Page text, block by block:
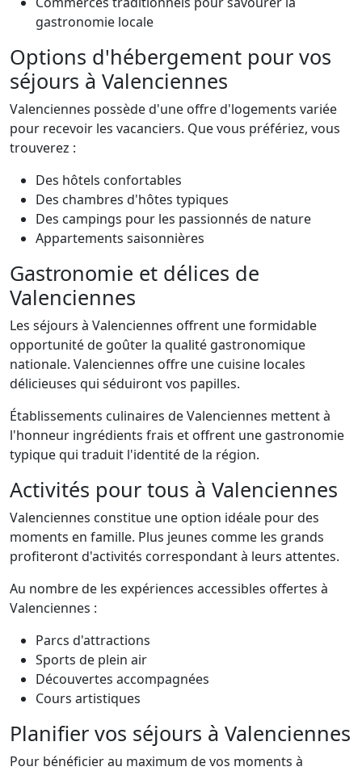
gastronomie locale
Options d'hébergement pour vos
séjours à Valenciennes
Valenciennes possède d'une offre d'logements variée
pour recevoir les vacanciers. Que vous préfériez, vous
trouverez :
Des hôtels confortables
Des chambres d'hôtes typiques
Des campings pour les passionnés de nature
Appartements saisonnières
Gastronomie et délices de
Valenciennes
Les séjours à Valenciennes offrent une formidable
opportunité de goûter la qualité gastronomique
nationale. Valenciennes offre une cuisine locales
délicieuses qui séduiront vos papilles.
Établissements culinaires de Valenciennes mettent à
l'honneur ingrédients frais et offrent une gastronomie
typique qui traduit l'identité de la région.
Activités pour tous à Valenciennes
Valenciennes constitue une option idéale pour des
moments en famille. Plus jeunes comme les grands
profiteront d'activités correspondant à leurs attentes.
Au nombre de les expériences accessibles offertes à
Valenciennes :
Parcs d'attractions
Sports de plein air
Découvertes accompagnées
Cours artistiques
Planifier vos séjours à Valenciennes
Pour bénéficier au maximum de vos moments à